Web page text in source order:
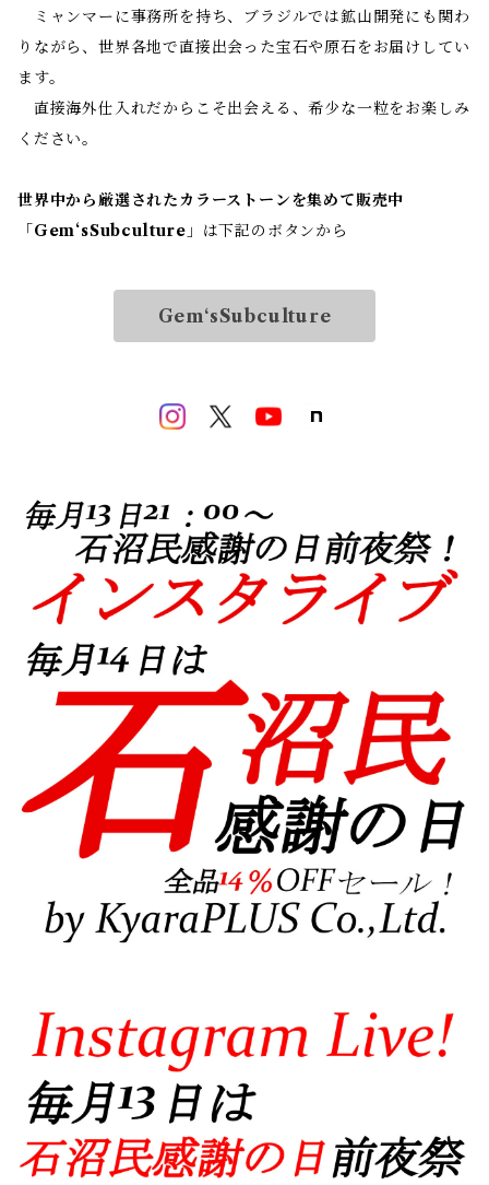
ミャンマーに事務所を持ち、ブラジルでは鉱山開発にも関わ
りながら、世界各地で直接出会った宝石や原石をお届けしてい
ます。
直接海外仕入れだからこそ出会える、希少な一粒をお楽しみ
ください。
世界中から厳選されたカラーストーンを集めて販売中
「 Gem‘sSubculture 」は下記のボタンから
Gem‘sSubculture